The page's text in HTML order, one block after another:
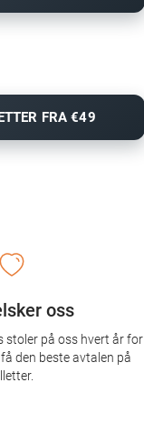
FRA €49
oss
stoler på oss hvert år for
den beste avtalen på